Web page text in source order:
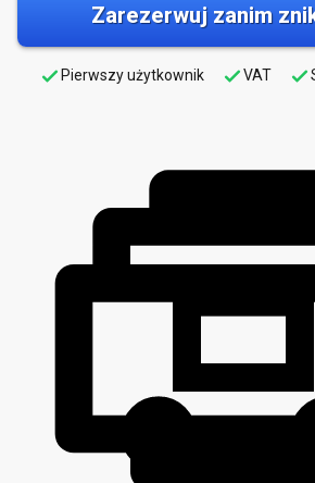
Zarezerwuj zanim
Pierwszy użytkownik VAT